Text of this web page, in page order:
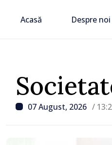
Acasă Despre noi
07 August, 2026 /